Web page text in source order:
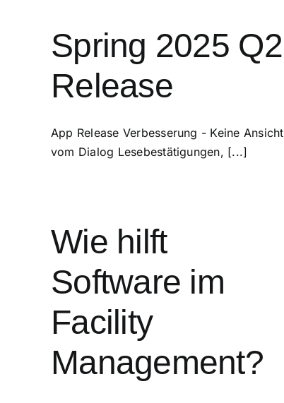
Spring 2025 Q2
Release
App Release Verbesserung - Keine Ansicht
vom Dialog Lesebestätigungen, [...]
Wie hilft
Software im
Facility
Management?